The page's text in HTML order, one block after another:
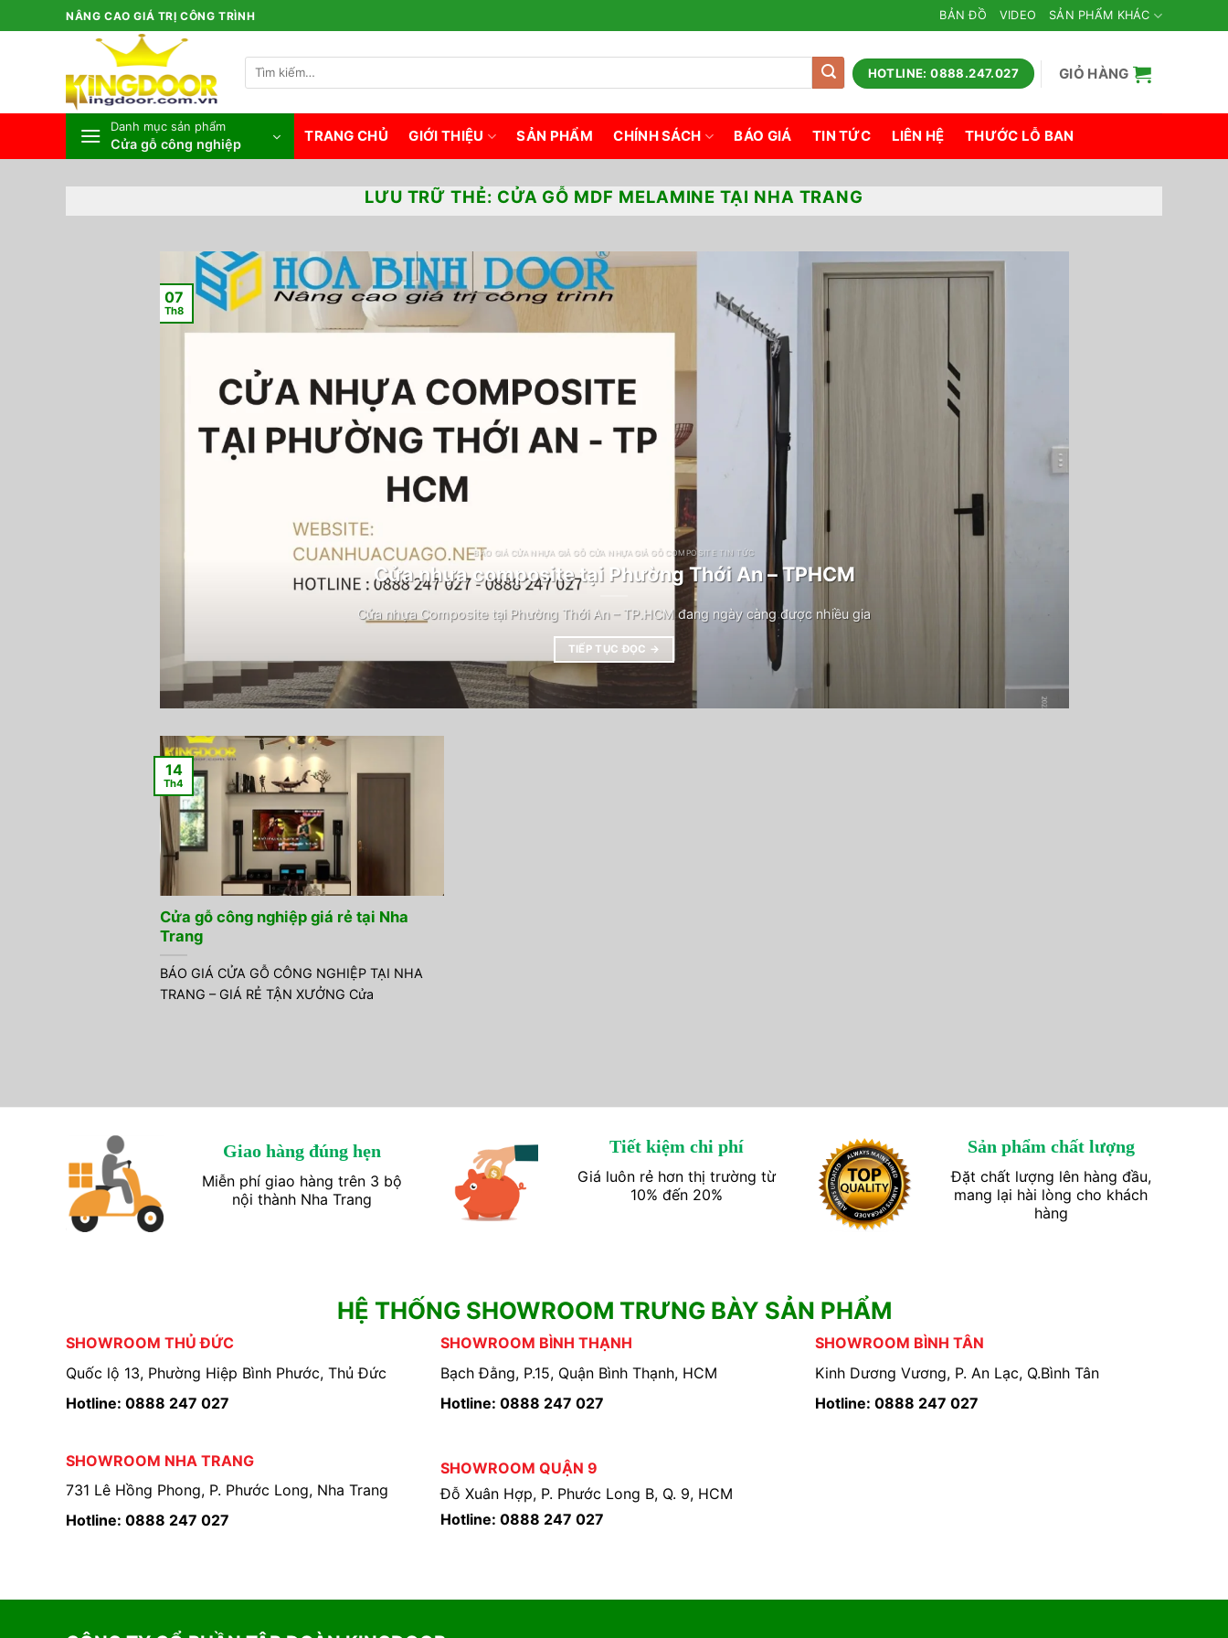
qua
NÂNG CAO GIÁ TRỊ CÔNG TRÌNH BẢN ĐỒ VIDEO SẢN PHẨM KHÁC
Tìm
kiếm:
HOTLINE: 0888.247.027 GIỎ HÀNG
Danh mục sản phẩm
Cửa gỗ công nghiệp TRANG CHỦ GIỚI THIỆU SẢN PHẨM CHÍNH SÁCH BÁO GIÁ TIN TỨC LIÊN HỆ THƯỚC LỖ BAN
LƯU TRỮ THẺ: CỬA GỖ MDF MELAMINE TẠI NHA TRANG
BÁO GIÁ CỬA NHỰA GIẢ GỖ CỬA NHỰA GIẢ GỖ COMPOSITE TIN TỨC
Cửa nhựa composite tại Phường Thới An – TPHCM
Cửa nhựa Composite tại Phường Thới An – TP.HCM đang ngày càng được nhiều gia
TIẾP TỤC ĐỌC →
07
Th8
Cửa gỗ công nghiệp giá rẻ tại Nha
Trang
BÁO GIÁ CỬA GỖ CÔNG NGHIỆP TẠI NHA
TRANG – GIÁ RẺ TẬN XƯỞNG Cửa
14
Th4
Giao hàng đúng hẹn
Miễn phí giao hàng trên 3 bộ
nội thành Nha Trang
Tiết kiệm chi phí
Giá luôn rẻ hơn thị trường từ
10% đến 20%
Sản phẩm chất lượng
Đặt chất lượng lên hàng đầu,
mang lại hài lòng cho khách
hàng
HỆ THỐNG SHOWROOM TRƯNG BÀY SẢN PHẨM
SHOWROOM THỦ ĐỨC
Quốc lộ 13, Phường Hiệp Bình Phước, Thủ Đức
Hotline: 0888 247 027
SHOWROOM BÌNH THẠNH
Bạch Đằng, P.15, Quận Bình Thạnh, HCM
Hotline: 0888 247 027
SHOWROOM BÌNH TÂN
Kinh Dương Vương, P. An Lạc, Q.Bình Tân
Hotline: 0888 247 027
SHOWROOM NHA TRANG
731 Lê Hồng Phong, P. Phước Long, Nha Trang
Hotline: 0888 247 027
SHOWROOM QUẬN 9
Đỗ Xuân Hợp, P. Phước Long B, Q. 9, HCM
Hotline: 0888 247 027